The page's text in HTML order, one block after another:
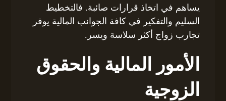
يساهم في اتخاذ قرارات صائبة. فالتخطيط
السليم والتفكير في كافة الجوانب المالية يوفر
تجارب زواج أكثر سلاسة ويسر.
الأمور المالية والحقوق
الزوجية